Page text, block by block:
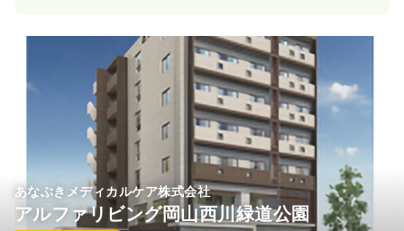
あなぶきメディカルケア株式会社
アルファリビング岡山西川緑道公園